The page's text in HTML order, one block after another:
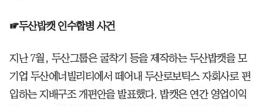
☞두산밥캣 인수합병 사건
지난 7월, 두산그룹은 굴착기 등을 제작하는 두산밥캣을 모
기업 두산에너빌리티에서 떼어내 두산로보틱스 자회사로 편
입하는 지배구조 개편안을 발표했다. 밥캣은 연간 영업이익